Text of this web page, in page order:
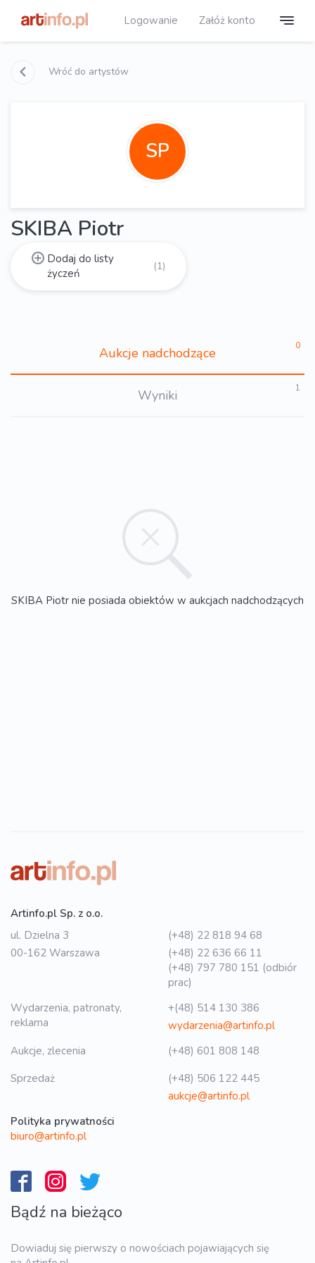
Logowanie Załóż konto
Wróć do artystów
SP
SKIBA Piotr
Dodaj do listy
życzeń
(1)
Aukcje nadchodzące 0
Wyniki 1
SKIBA Piotr nie posiada obiektów w aukcjach nadchodzących
Artinfo.pl Sp. z o.o.
ul. Dzielna 3
00-162 Warszawa
(+48) 22 818 94 68
(+48) 22 636 66 11
(+48) 797 780 151 (odbiór
prac)
Wydarzenia, patronaty,
reklama
+(48) 514 130 386
wydarzenia@artinfo.pl
Aukcje, zlecenia
(+48) 601 808 148
Sprzedaż
(+48) 506 122 445
aukcje@artinfo.pl
Polityka prywatności
biuro@artinfo.pl
Bądź na bieżąco
Dowiaduj się pierwszy o nowościach pojawiających się